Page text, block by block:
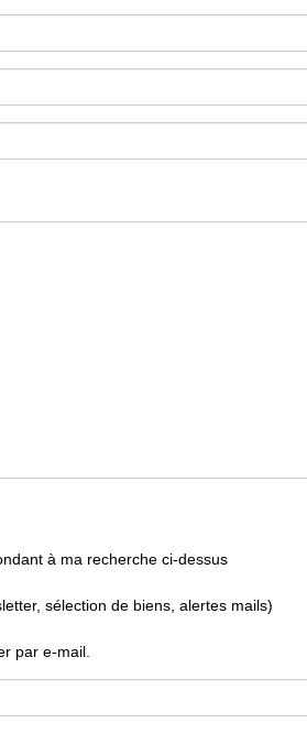
à ma recherche ci-dessus
sélection de biens, alertes mails)
par e-mail.